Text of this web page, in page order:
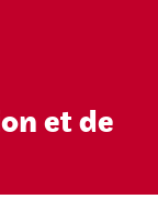
et de